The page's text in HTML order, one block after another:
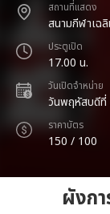
สถานที่แสดง
สนามกีฬาเฉ
ประตูเปิด
17.00 น.
วันเปิดจำหน่าย
วันพฤหัสบดีที่
ราคาบัตร
150 / 100
ผังก